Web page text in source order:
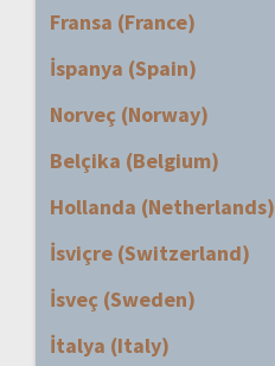
Fransa (France)
İspanya (Spain)
Norveç (Norway)
Belçika (Belgium)
Hollanda (Netherlands)
İsviçre (Switzerland)
İsveç (Sweden)
İtalya (Italy)